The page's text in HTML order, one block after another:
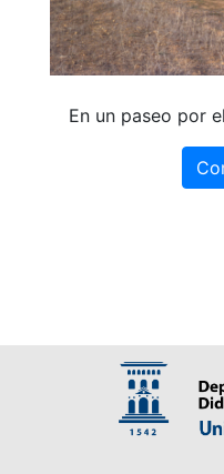
En un paseo por